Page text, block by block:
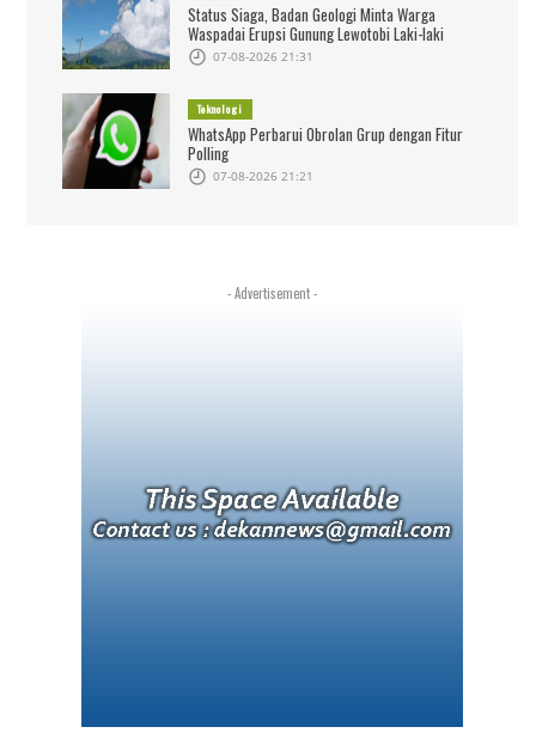
Status Siaga, Badan Geologi Minta Warga
Waspadai Erupsi Gunung Lewotobi Laki-laki
07-08-2026 21:31
Teknologi
WhatsApp Perbarui Obrolan Grup dengan Fitur
Polling
07-08-2026 21:21
- Advertisement -